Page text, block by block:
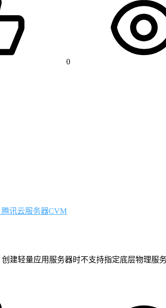
0
腾讯云服务器CVM
建轻量应用服务器时不支持指定底层物理服